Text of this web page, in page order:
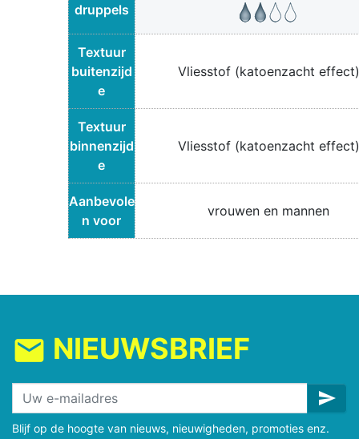
druppels
Textuur
buitenzijd
e
Vliesstof (katoenzacht effect)
Textuur
binnenzijd
e
Vliesstof (katoenzacht effect)
Aanbevole
n voor
vrouwen en mannen
mail NIEUWSBRIEF
send
Blijf op de hoogte van nieuws, nieuwigheden, promoties enz.